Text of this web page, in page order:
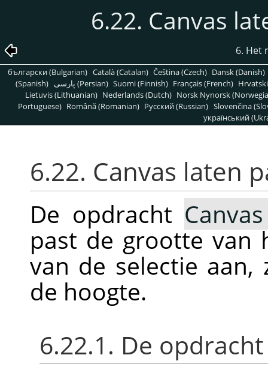
6.22. Canvas
6. Het
български (Bulgarian) Català (Catalan) Čeština (Czech) Dansk (Danish)
(Spanish)
پارسی (Persian) Suomi (Finnish) Français (French)
Lietuvis (Lithuanian) Nederlands (Dutch) Norsk Nynorsk
Portuguese) Română (Romanian) Pусский (Russian) Slovenčina
український
6.22. Canvas laten
De opdracht
past de grootte van
van de selectie
de hoogte.
6.22.1. De